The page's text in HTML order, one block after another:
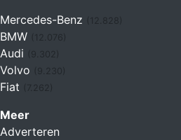
Mercedes-Benz
BMW (12.076)
Audi
Volvo
Fiat (7.262)
Meer
Adverteren